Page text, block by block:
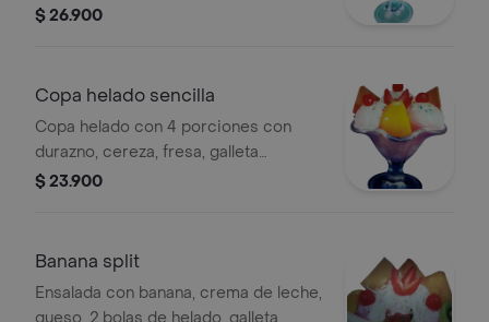
artesanal.
$ 26.900
Copa helado sencilla
Copa helado con 4 porciones con
durazno, cereza, fresa, galleta
artesanal.
$ 23.900
Banana split
Ensalada con banana, crema de leche,